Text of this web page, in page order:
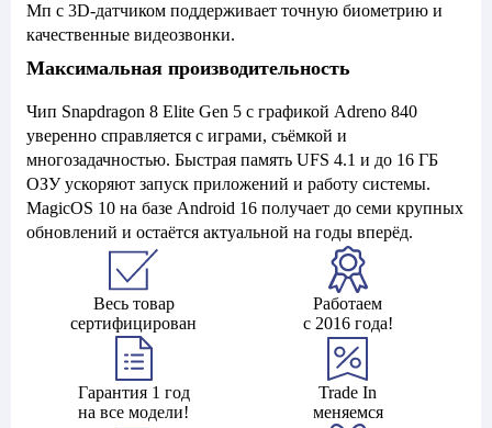
Мп с 3D-датчиком поддерживает точную биометрию и
качественные видеозвонки.
Максимальная производительность
Чип Snapdragon 8 Elite Gen 5 с графикой Adreno 840
уверенно справляется с играми, съёмкой и
многозадачностью. Быстрая память UFS 4.1 и до 16 ГБ
ОЗУ ускоряют запуск приложений и работу системы.
MagicOS 10 на базе Android 16 получает до семи крупных
обновлений и остаётся актуальной на годы вперёд.
Весь товар
сертифицирован
Работаем
с 2016 года!
Гарантия 1 год
на все модели!
Trade In
меняемся